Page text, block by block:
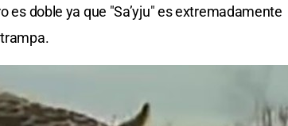
es doble ya que "Sa’yju" es extremadamente